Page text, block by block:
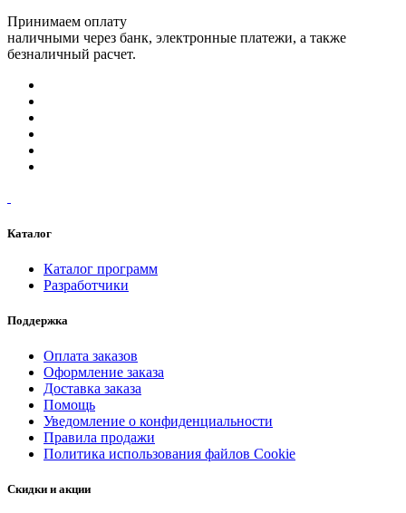
Принимаем оплату
наличными через банк, электронные платежи, а также
безналичный расчет.
Каталог
Каталог программ
Разработчики
Поддержка
Оплата заказов
Оформление заказа
Доставка заказа
Помощь
Уведомление о конфиденциальности
Правила продажи
Политика использования файлов Cookie
Скидки и акции